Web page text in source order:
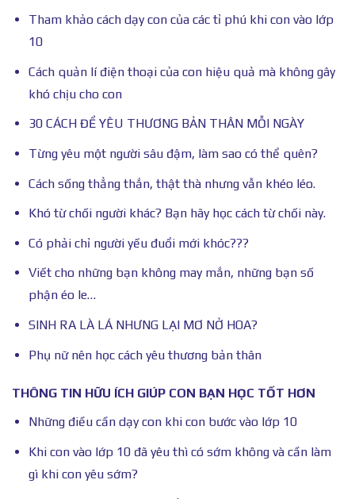
Tham khảo cách dạy con của các tỉ phú khi con vào lớp
10
Cách quản lí điện thoại của con hiệu quả mà không gây
khó chịu cho con
30 CÁCH ĐỂ YÊU THƯƠNG BẢN THÂN MỖI NGÀY
Từng yêu một người sâu đậm, làm sao có thể quên?
Cách sống thẳng thắn, thật thà nhưng vẫn khéo léo.
Khó từ chối người khác? Bạn hãy học cách từ chối này.
Có phải chỉ người yếu đuổi mới khóc???
Viết cho những bạn không may mắn, những bạn số
phận éo le…
SINH RA LÀ LÁ NHƯNG LẠI MƠ NỞ HOA?
Phụ nữ nên học cách yêu thương bản thân
THÔNG TIN HỮU ÍCH GIÚP CON BẠN HỌC TỐT HƠN
Những điều cần dạy con khi con bước vào lớp 10
Khi con vào lớp 10 đã yêu thì có sớm không và cần làm
gì khi con yêu sớm?